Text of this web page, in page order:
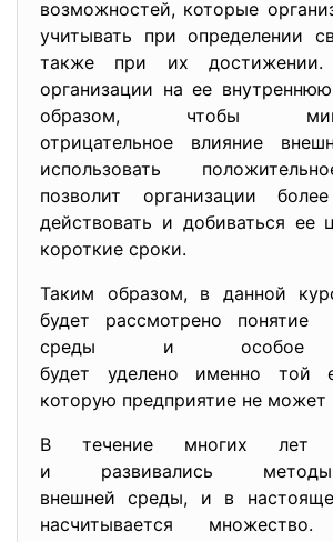
возможностей, которые
учитывать при определении
также при их достижении.
организации на ее
образом, чтобы
отрицательное влияние
использовать
позволит организации
действовать и добиваться ее
короткие сроки.
Таким образом, в данной
будет рассмотрено
среды и особое
будет уделено именно той
которую предприятие не может
В течение многих лет
и развивались
внешней среды, и в
насчитывается